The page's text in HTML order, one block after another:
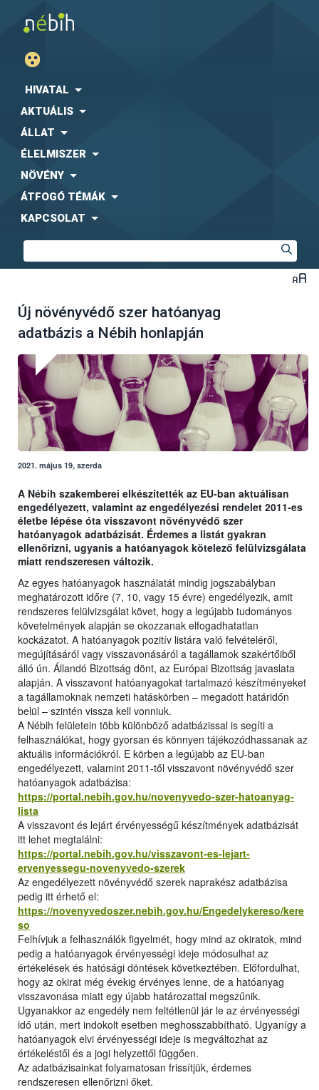
HIVATAL
AKTUÁLIS
ÁLLAT
ÉLELMISZER
NÖVÉNY
ÁTFOGÓ TÉMÁK
KAPCSOLAT
Új növényvédő szer hatóanyag
adatbázis a Nébih honlapján
2021. május 19, szerda
A Nébih szakemberei elkészítették az EU-ban aktuálisan
engedélyezett, valamint az engedélyezési rendelet 2011-es
életbe lépése óta visszavont növényvédő szer
hatóanyagok adatbázisát. Érdemes a listát gyakran
ellenőrizni, ugyanis a hatóanyagok kötelező felülvizsgálata
miatt rendszeresen változik.
Az egyes hatóanyagok használatát mindig jogszabályban
meghatározott időre (7, 10, vagy 15 évre) engedélyezik, amit
rendszeres felülvizsgálat követ, hogy a legújabb tudományos
követelmények alapján se okozzanak elfogadhatatlan
kockázatot. A hatóanyagok pozitív listára való felvételéről,
megújításáról vagy visszavonásáról a tagállamok szakértőiből
álló ún. Állandó Bizottság dönt, az Európai Bizottság javaslata
alapján. A visszavont hatóanyagokat tartalmazó készítményeket
a tagállamoknak nemzeti hatáskörben – megadott határidőn
belül – szintén vissza kell vonniuk.
A Nébih felületein több különböző adatbázissal is segíti a
felhasználókat, hogy gyorsan és könnyen tájékozódhassanak az
aktuális információkról. E körben a legújabb az EU-ban
engedélyezett, valamint 2011-től visszavont növényvédő szer
hatóanyagok adatbázisa:
https://portal.nebih.gov.hu/novenyvedo-szer-hatoanyag-
lista
A visszavont és lejárt érvényességű készítmények adatbázisát
itt lehet megtalálni:
https://portal.nebih.gov.hu/visszavont-es-lejart-
ervenyessegu-novenyvedo-szerek
Az engedélyezett növényvédő szerek naprakész adatbázisa
pedig itt érhető el:
https://novenyvedoszer.nebih.gov.hu/Engedelykereso/kere
so
Felhívjuk a felhasználók figyelmét, hogy mind az okiratok, mind
pedig a hatóanyagok érvényességi ideje módosulhat az
értékelések és hatósági döntések következtében. Előfordulhat,
hogy az okirat még évekig érvényes lenne, de a hatóanyag
visszavonása miatt egy újabb határozattal megszűnik.
Ugyanakkor az engedély nem feltétlenül jár le az érvényességi
idő után, mert indokolt esetben meghosszabbítható. Ugyanígy a
hatóanyagok elvi érvényességi ideje is megváltozhat az
értékeléstől és a jogi helyzettől függően.
Az adatbázisainkat folyamatosan frissítjük, érdemes
rendszeresen ellenőrizni őket.